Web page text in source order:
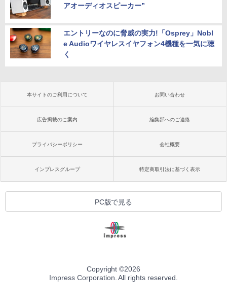
アオーディオスピーカー”
エントリーなのに脅威の実力!「Osprey」Nobl
e Audioワイヤレスイヤフォン4機種を一気に聴
く
本サイトのご利用について お問い合わせ
広告掲載のご案内 編集部へのご連絡
プライバシーポリシー 会社概要
インプレスグループ 特定商取引法に基づく表示
PC版で見る
Copyright ©2026
Impress Corporation. All rights reserved.